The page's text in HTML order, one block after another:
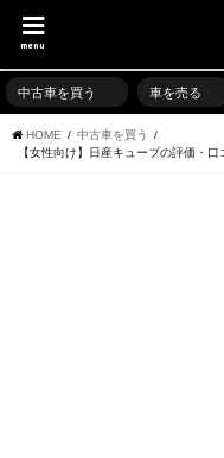
menu
中古車を買う 車を売る
HOME
中古車を買う
【女性向け】日産キューブの評価・